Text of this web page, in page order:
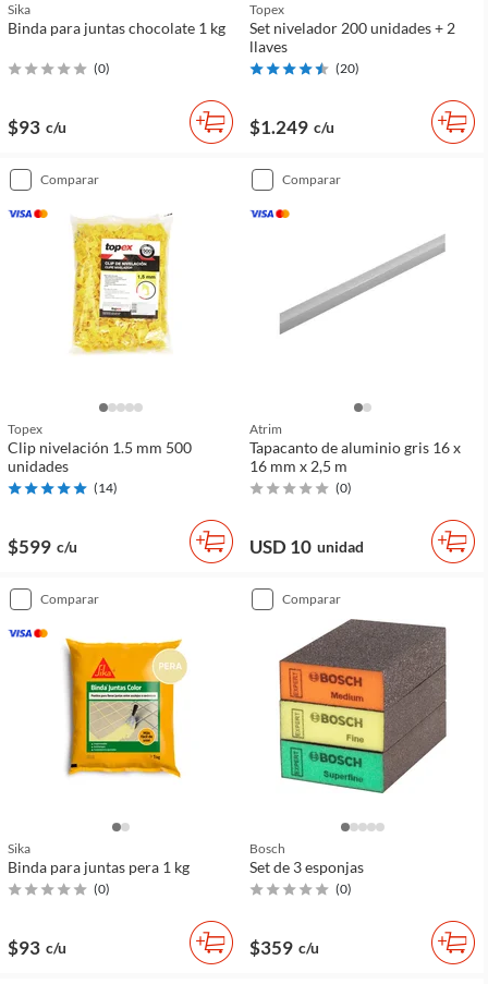
Sika
Binda para juntas chocolate 1 kg
(0)
$93 c/u
Topex
Set nivelador 200 unidades + 2
llaves
(20)
$1.249 c/u
comparar
Topex
Clip nivelación 1.5 mm 500
unidades
(14)
$599 c/u
comparar
Atrim
Tapacanto de aluminio gris 16 x
16 mm x 2,5 m
(0)
USD 10 unidad
comparar
Sika
Binda para juntas pera 1 kg
(0)
$93 c/u
comparar
Bosch
Set de 3 esponjas
(0)
$359 c/u